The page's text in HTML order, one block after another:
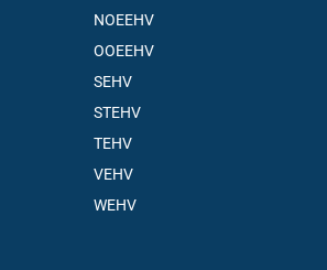
NOEEHV
OOEEHV
SEHV
STEHV
TEHV
VEHV
WEHV